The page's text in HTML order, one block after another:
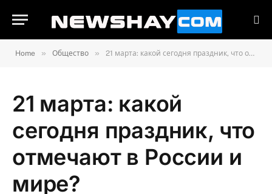
Home » Общество » 21 марта: какой сегодня праздник, что отмечают в России и мире?
21 марта: какой
сегодня праздник, что
отмечают в России и
мире?